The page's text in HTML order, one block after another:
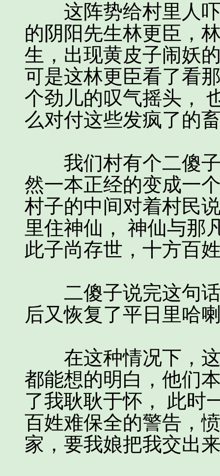
这阵势给村里人吓
的阴阳先生林更臣，
生，出现黄皮子闹妖
可是这林更臣看了看
个劲儿的叹气摇头，
么对付这些发疯了的
我们村有个二傻子
然一本正经的变成一
村子的中间对着村民
里住神仙， 神仙与那
此子尚存世，十方百
二傻子说完这句话
后又恢复了平日里哈
在这种情况下，这
都能想的明白，他们
了我耿耿于怀， 此时
百姓难保全的警告，
家，要我娘把我交出